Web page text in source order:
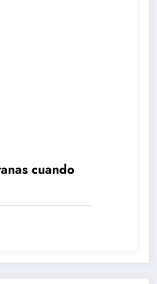
cuando